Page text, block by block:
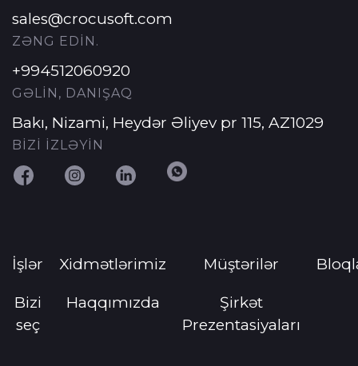
sales@crocusoft.com
ZƏNG EDİN.
+994512060920
GƏLİN, DANIŞAQ
Bakı, Nizami, Heydər Əliyev pr 115, AZ1029
BİZİ İZLƏYİN
İşlər Xidmətlərimiz Müştərilər
Bizi
seç
Haqqımızda
Şirkət
Prezentasiyaları